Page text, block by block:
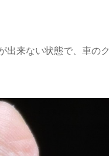
出来ない状態で、車のク